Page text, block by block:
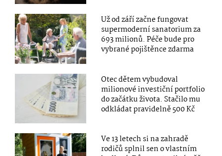
Už od září začne fungovat
supermoderní sanatorium za
693 milionů. Péče bude pro
vybrané pojištěnce zdarma
Otec dětem vybudoval
milionové investiční portfolio
do začátku života. Stačilo mu
odkládat pravidelně 500 Kč
Ve 13 letech si na zahradě
rodičů splnil sen o vlastním